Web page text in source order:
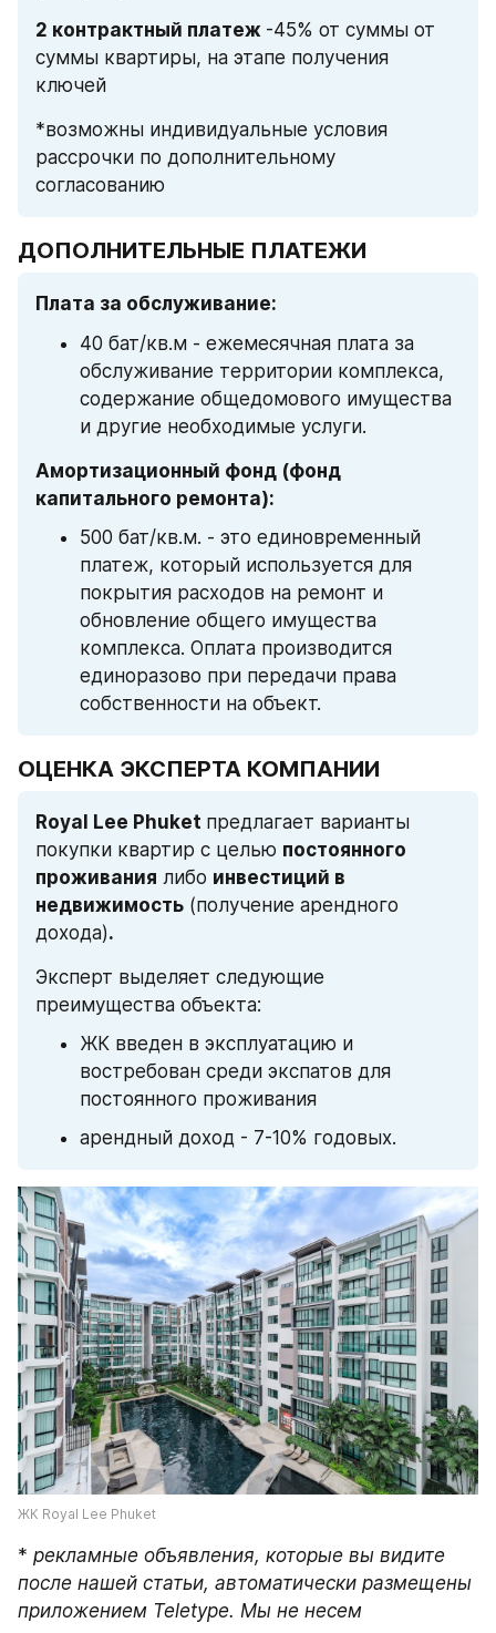
2 контрактный платеж -45% от суммы от
суммы квартиры, на этапе получения
ключей
*возможны индивидуальные условия
рассрочки по дополнительному
согласованию
ДОПОЛНИТЕЛЬНЫЕ ПЛАТЕЖИ
Плата за обслуживание:
40 бат/кв.м - ежемесячная плата за
обслуживание территории комплекса,
содержание общедомового имущества
и другие необходимые услуги.
Амортизационный фонд (фонд
капитального ремонта):
500 бат/кв.м. - это единовременный
платеж, который используется для
покрытия расходов на ремонт и
обновление общего имущества
комплекса. Оплата производится
единоразово при передачи права
собственности на объект.
ОЦЕНКА ЭКСПЕРТА КОМПАНИИ
Royal Lee Phuket предлагает варианты
покупки квартир с целью постоянного
проживания либо инвестиций в
недвижимость (получение арендного
дохода).
Эксперт выделяет следующие
преимущества объекта:
ЖК введен в эксплуатацию и
востребован среди экспатов для
постоянного проживания
арендный доход - 7-10% годовых.
ЖК Royal Lee Phuket
* рекламные объявления, которые вы видите
после нашей статьи, автоматически размещены
приложением Teletype. Мы не несем